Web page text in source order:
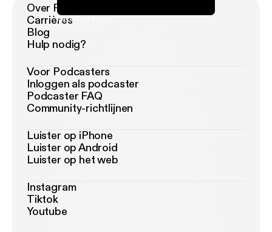
Face Your Fears
Over Podimo
Carrières
Blog
Hulp nodig?
Voor Podcasters
Inloggen als podcaster
Podcaster FAQ
Community-richtlijnen
Luister op iPhone
Luister op Android
Luister op het web
Instagram
Tiktok
Youtube